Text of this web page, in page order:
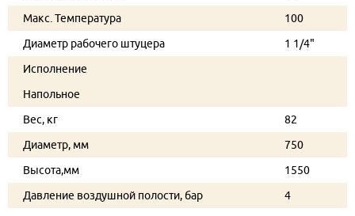
Макс. Температура
100
Диаметр рабочего штуцера
1 1/4"
Исполнение
Напольное
Вес, кг
82
Диаметр, мм
750
Высота,мм
1550
Давление воздушной полости, бар
4